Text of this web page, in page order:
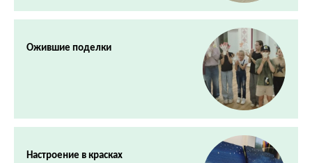
Ожившие поделки
Настроение в красках